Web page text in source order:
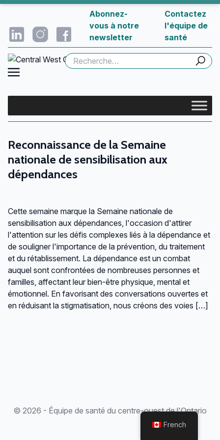
Abonnez-
vous à notre
newsletter
Contactez
l'équipe de
santé
Rechercher :
Reconnaissance de la Semaine
nationale de sensibilisation aux
dépendances
Cette semaine marque la Semaine nationale de
sensibilisation aux dépendances, l'occasion d'attirer
l'attention sur les défis complexes liés à la dépendance et
de souligner l'importance de la prévention, du traitement
et du rétablissement. La dépendance est un combat
auquel sont confrontées de nombreuses personnes et
familles, affectant leur bien-être physique, mental et
émotionnel. En favorisant des conversations ouvertes et
en réduisant la stigmatisation, nous créons des voies […]
© 2026 - Équipe de santé du centre-ouest de l'Ontario
French